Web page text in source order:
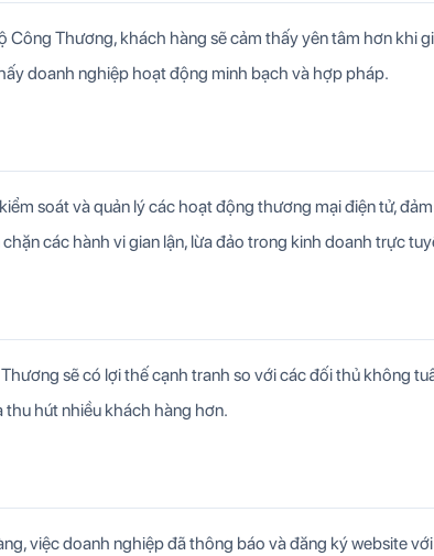
Thương, khách hàng sẽ cảm thấy yên tâm hơn khi
doanh nghiệp hoạt động minh bạch và hợp pháp.
soát và quản lý các hoạt động thương mại điện tử,
các hành vi gian lận, lừa đảo trong kinh doanh trực
sẽ có lợi thế cạnh tranh so với các đối thủ không
hút nhiều khách hàng hơn.
việc doanh nghiệp đã thông báo và đăng ký website